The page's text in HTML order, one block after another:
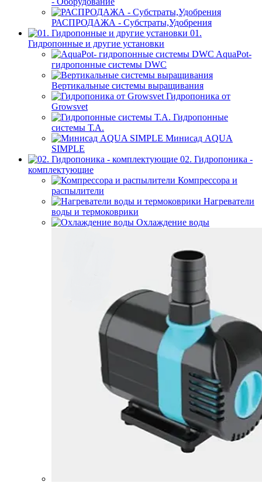
РАСПРОДАЖА - Субстраты,Удобрения
01.
Гидропонные и другие установки
AquaPot-
гидропонные системы DWC
Вертикальные системы выращивания
Гидропоника от
Growsvet
Гидропонные
системы Т.A.
Минисад AQUA
SIMPLE
02. Гидропоника -
комплектующие
Компрессора и
распылители
Нагреватели
воды и термоковрики
Охлаждение воды